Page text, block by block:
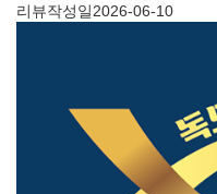
리뷰작성일2026-06-10